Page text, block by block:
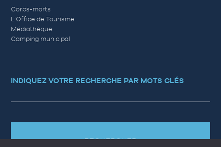
Corps-morts
L’Office de Tourisme
Médiathèque
Camping municipal
INDIQUEZ VOTRE RECHERCHE PAR MOTS CLÉS
RECHERCHER